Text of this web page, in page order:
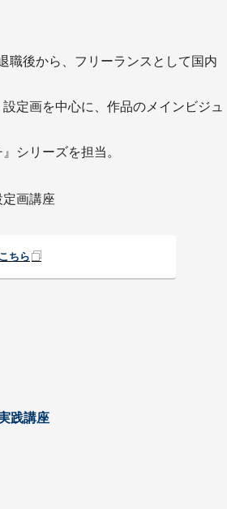
職後から、フリーランスとして国内
定画を中心に、作品のメインビジュ
シリーズを担当。
画講座
ちら
践講座